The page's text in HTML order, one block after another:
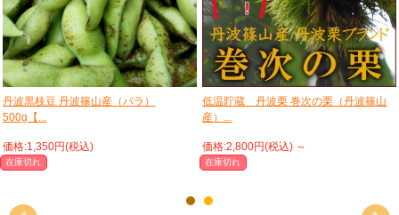
丹波黒枝豆 丹波篠山産（バラ）
500g【...
価格:1,350円(税込)
在庫切れ
低温貯蔵 丹波栗 巻次の栗（丹波篠山
産）...
価格:2,800円(税込) ～
在庫切れ